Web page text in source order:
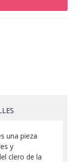
una pieza
y
clero de la